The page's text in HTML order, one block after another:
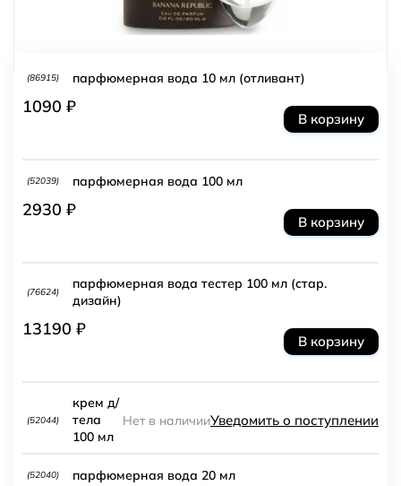
(86915) парфюмерная вода 10 мл (отливант)
1090 ₽
В корзину
(52039) парфюмерная вода 100 мл
2930 ₽
В корзину
(76624)
парфюмерная вода тестер 100 мл (стар.
дизайн)
13190 ₽
В корзину
(52044)
крем д/
тела
100 мл
Нет в наличииУведомить о поступлении
(52040)
парфюмерная вода 20 мл